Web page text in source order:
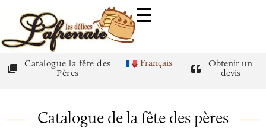
Catalogue la fête des
Pères
Français
Obtenir un
devis
Catalogue de la fête des pères